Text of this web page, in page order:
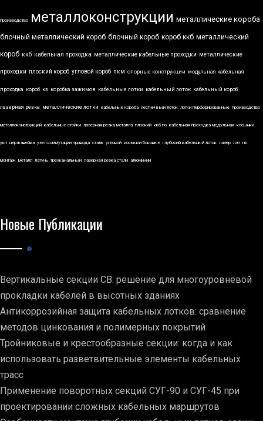
производство металлоконструкции металлические короба
блочный металлический короб блочный короб короб ккб металлический
короб ккб кабельная проходка металлические кабельные проходки металлические
проходки плоский короб угловой короб пкм опорные конструкции модульная кабельная
проходка короб кз коробка зажимов кабельные лотки кабельный лоток кабельный короб
лазерная резка металлические лотки кабельные короба лестничный лоток лотки перфорированные производство
металлоконструкций кабельные стойки лазерная резка металла плоский ккб по кабельная проходка модульная косынки
укп нержавейка узел коммутации привода сталь угловой косынки боковые глубокий кабельный лоток лазер лэп пк
монтаж металл латунь трехканальный лазерная резка стали алюминий
Новые Публикации
Вертикальные секции СВ: решение для многоуровневой
прокладки кабелей в высотных зданиях
Антикоррозийная защита кабельных лотков: сравнение
методов цинкования и полимерных покрытий
Тройниковые и крестообразные секции: когда и как
использовать разветвительные элементы кабельных
трасс
Применение поворотных секций СУГ-90 и СУГ-45 при
проектировании сложных кабельных маршрутов